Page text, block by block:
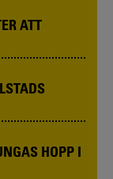
ATT
HOPP I